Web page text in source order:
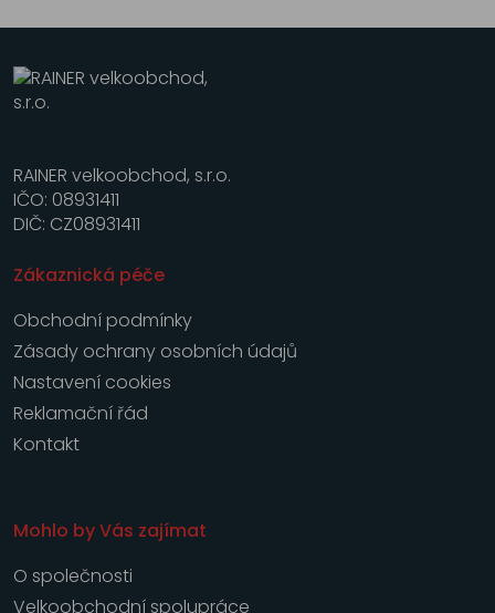
RAINER velkoobchod, s.r.o.
IČO: 08931411
DIČ: CZ08931411
Zákaznická péče
Obchodní podmínky
Zásady ochrany osobních údajů
Nastavení cookies
Reklamační řád
Kontakt
Mohlo by Vás zajímat
O společnosti
Velkoobchodní spolupráce